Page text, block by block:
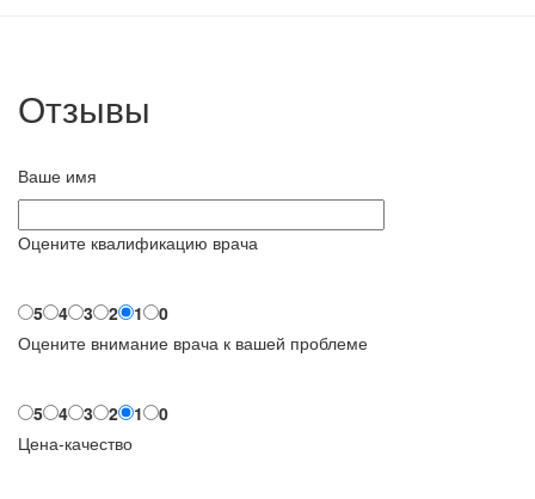
Отзывы
Ваше имя
Оцените квалификацию врача
5 4 3 2 1
0
Оцените внимание врача к вашей проблеме
5 4 3 2 1
0
Цена-качество